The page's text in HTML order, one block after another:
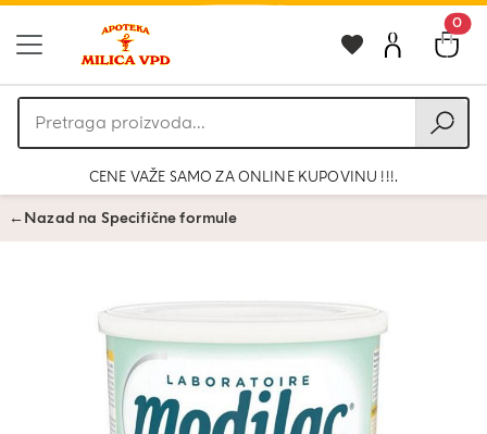
0
Pretraga
proizvoda
CENE VAŽE SAMO ZA ONLINE KUPOVINU !!!.
←Nazad na Specifične formule